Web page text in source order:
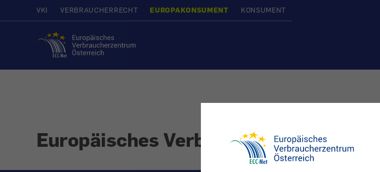
VKI VERBRAUCHERRECHT EUROPAKONSUMENT KONSUMENT
Startseite
Europäisches Verbraucherzentrum